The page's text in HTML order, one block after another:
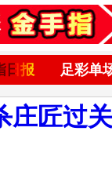
日报 足彩单
庄匠过关